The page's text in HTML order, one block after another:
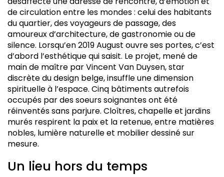
de circulation entre les mondes : celui des habitants
du quartier, des voyageurs de passage, des
amoureux d’architecture, de gastronomie ou de
silence. Lorsqu’en 2019 August ouvre ses portes, c’est
d’abord l’esthétique qui saisit. Le projet, mené de
main de maître par Vincent Van Duysen, star
discrète du design belge, insuffle une dimension
spirituelle à l’espace. Cinq bâtiments autrefois
occupés par des soeurs soignantes ont été
réinventés sans parjure. Cloîtres, chapelle et jardins
murés respirent la paix et la retenue, entre matières
nobles, lumière naturelle et mobilier dessiné sur
mesure.
Un lieu hors du temps